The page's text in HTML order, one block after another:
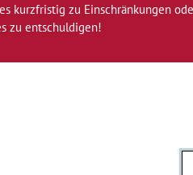
kurzfristig zu Einschränkungen
zu entschuldigen!